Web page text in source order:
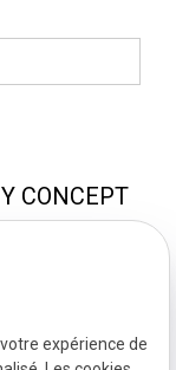
CONCEPT
NOUS
expérience de